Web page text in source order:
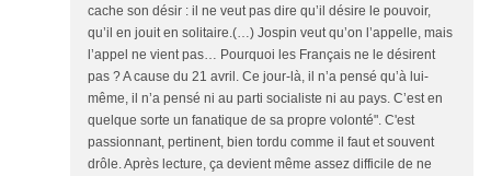
cache son désir : il ne veut pas dire qu’il désire le pouvoir,
qu’il en jouit en solitaire.(…) Jospin veut qu’on l’appelle, mais
l’appel ne vient pas… Pourquoi les Français ne le désirent
pas ? A cause du 21 avril. Ce jour-là, il n’a pensé qu’à lui-
même, il n’a pensé ni au parti socialiste ni au pays. C’est en
quelque sorte un fanatique de sa propre volonté". C'est
passionnant, pertinent, bien tordu comme il faut et souvent
drôle. Après lecture, ça devient même assez difficile de ne